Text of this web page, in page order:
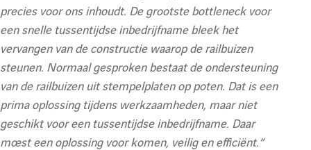
precies voor ons inhoudt. De grootste bottleneck voor
een snelle tussentijdse inbedrijfname bleek het
vervangen van de constructie waarop de railbuizen
steunen. Normaal gesproken bestaat de ondersteuning
van de railbuizen uit stempelplaten op poten. Dat is een
prima oplossing tijdens werkzaamheden, maar niet
geschikt voor een tussentijdse inbedrijfname. Daar
moest een oplossing voor komen, veilig en efficiënt.”